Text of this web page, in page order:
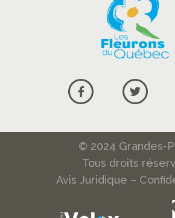
© 2024 Grandes-
Tous droits
Avis Juridique –